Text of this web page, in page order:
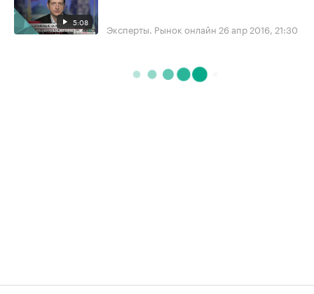
5:08 Эксперты. Рынок онлайн 26 апр 2016, 21:30